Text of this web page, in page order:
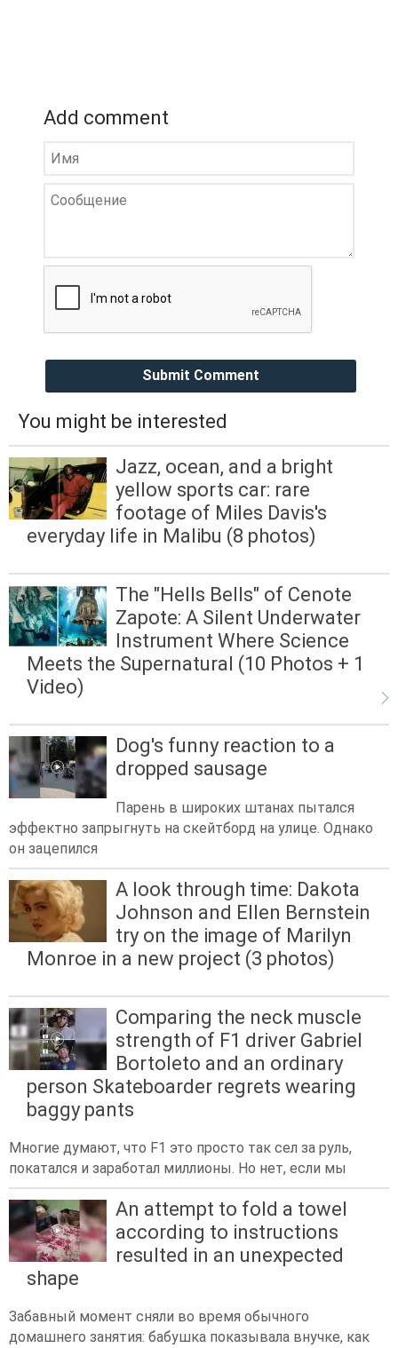
Add comment
Submit Comment
You might be interested
Jazz, ocean, and a bright
yellow sports car: rare
footage of Miles Davis's
everyday life in Malibu (8 photos)
The "Hells Bells" of Cenote
Zapote: A Silent Underwater
Instrument Where Science
Meets the Supernatural (10 Photos + 1
Video)
Dog's funny reaction to a
dropped sausage
Парень в широких штанах пытался
эффектно запрыгнуть на скейтборд на улице. Однако
он зацепился
A look through time: Dakota
Johnson and Ellen Bernstein
try on the image of Marilyn
Monroe in a new project (3 photos)
Comparing the neck muscle
strength of F1 driver Gabriel
Bortoleto and an ordinary
person Skateboarder regrets wearing
baggy pants
Многие думают, что F1 это просто так сел за руль,
покатался и заработал миллионы. Но нет, если мы
An attempt to fold a towel
according to instructions
resulted in an unexpected
shape
Забавный момент сняли во время обычного
домашнего занятия: бабушка показывала внучке, как